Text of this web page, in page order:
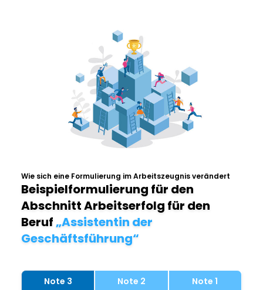
Wie sich eine Formulierung im Arbeitszeugnis verändert
Beispielformulierung für den
Abschnitt Arbeitserfolg für den
Beruf„Assistentin der
Geschäftsführung“
Note 3 Note 2 Note 1